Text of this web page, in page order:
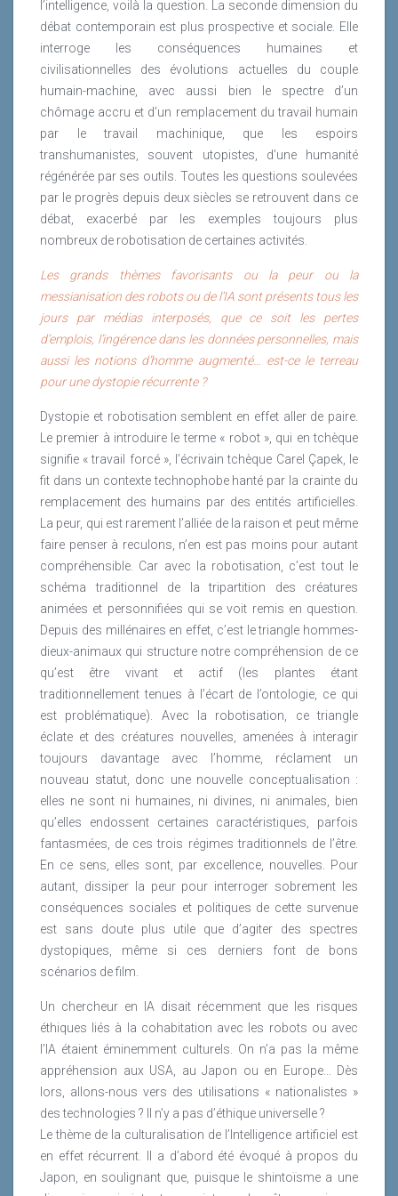
trompent de cible.
Lire la suite
l’intelligence, voilà la question. La seconde dimension du
débat contemporain est plus prospective et sociale. Elle
interroge les conséquences humaines et
civilisationnelles des évolutions actuelles du couple
humain-machine, avec aussi bien le spectre d’un
chômage accru et d’un remplacement du travail humain
par le travail machinique, que les espoirs
transhumanistes, souvent utopistes, d’une humanité
régénérée par ses outils. Toutes les questions soulevées
par le progrès depuis deux siècles se retrouvent dans ce
débat, exacerbé par les exemples toujours plus
nombreux de robotisation de certaines activités.
Les grands thèmes favorisants ou la peur ou la
messianisation des robots ou de l’IA sont présents tous les
jours par médias interposés, que ce soit les pertes
d’emplois, l’ingérence dans les données personnelles, mais
aussi les notions d’homme augmenté… est-ce le terreau
pour une dystopie récurrente ?
Dystopie et robotisation semblent en effet aller de paire.
Le premier à introduire le terme « robot », qui en tchèque
signifie « travail forcé », l’écrivain tchèque Carel Çapek, le
fit dans un contexte technophobe hanté par la crainte du
remplacement des humains par des entités artificielles.
La peur, qui est rarement l’alliée de la raison et peut même
faire penser à reculons, n’en est pas moins pour autant
compréhensible. Car avec la robotisation, c’est tout le
schéma traditionnel de la tripartition des créatures
animées et personnifiées qui se voit remis en question.
Depuis des millénaires en effet, c’est le triangle hommes-
dieux-animaux qui structure notre compréhension de ce
qu’est être vivant et actif (les plantes étant
traditionnellement tenues à l’écart de l’ontologie, ce qui
est problématique). Avec la robotisation, ce triangle
éclate et des créatures nouvelles, amenées à interagir
toujours davantage avec l’homme, réclament un
nouveau statut, donc une nouvelle conceptualisation :
elles ne sont ni humaines, ni divines, ni animales, bien
qu’elles endossent certaines caractéristiques, parfois
fantasmées, de ces trois régimes traditionnels de l’être.
En ce sens, elles sont, par excellence, nouvelles. Pour
autant, dissiper la peur pour interroger sobrement les
conséquences sociales et politiques de cette survenue
est sans doute plus utile que d’agiter des spectres
dystopiques, même si ces derniers font de bons
scénarios de film.
Un chercheur en IA disait récemment que les risques
éthiques liés à la cohabitation avec les robots ou avec
l’IA étaient éminemment culturels. On n’a pas la même
appréhension aux USA, au Japon ou en Europe… Dès
lors, allons-nous vers des utilisations « nationalistes »
des technologies ? Il n’y a pas d’éthique universelle ?
Le thème de la culturalisation de l’Intelligence artificiel est
en effet récurrent. Il a d’abord été évoqué à propos du
Japon, en soulignant que, puisque le shintoïsme a une